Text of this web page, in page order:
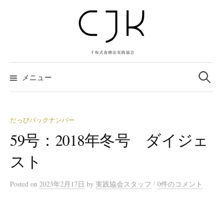
ツ
へ メニュー
検
索:
だっぴバックナンバー
59号：2018年冬号 ダイジェ
スト
Posted on 2023年2月17日 by 実践協会スタッフ / 0件のコメント